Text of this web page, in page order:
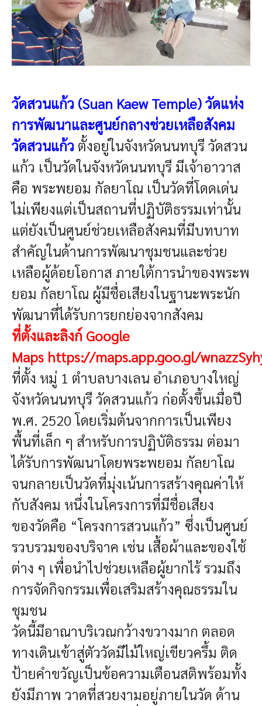
วัดสวนแก้ว (Suan Kaew Temple)วัดแห่ง
การพัฒนาและศูนย์กลางช่วยเหลือสังคม
วัดสวนแก้ว ตั้งอยู่ในจังหวัดนนทบุรี วัดสวน
แก้ว เป็นวัดในจังหวัดนนทบุรี มีเจ้าอาวาส
คือ พระพยอม กัลยาโณ เป็นวัดที่โดดเด่น
ไม่เพียงแต่เป็นสถานที่ปฏิบัติธรรมเท่านั้น
แต่ยังเป็นศูนย์ช่วยเหลือสังคมที่มีบทบาท
สำคัญในด้านการพัฒนาชุมชนและช่วย
เหลือผู้ด้อยโอกาส ภายใต้การนำของพระพ
ยอม กัลยาโณ ผู้มีชื่อเสียงในฐานะพระนัก
พัฒนาที่ได้รับการยกย่องจากสังคม
ที่ตั้งและลิงก์ Google
Maps https://maps.app.goo.gl/
ที่ตั้ง หมู่ 1 ตำบลบางเลน อำเภอบางใหญ่
จังหวัดนนทบุรี วัดสวนแก้ว ก่อตั้งขึ้นเมื่อปี
พ.ศ. 2520 โดยเริ่มต้นจากการเป็นเพียง
พื้นที่เล็ก ๆ สำหรับการปฏิบัติธรรม ต่อมา
ได้รับการพัฒนาโดยพระพยอม กัลยาโณ
จนกลายเป็นวัดที่มุ่งเน้นการสร้างคุณค่าให้
กับสังคม หนึ่งในโครงการที่มีชื่อเสียง
ของวัดคือ “โครงการสวนแก้ว” ซึ่งเป็นศูนย์
รวบรวมของบริจาค เช่น เสื้อผ้าและของใช้
ต่าง ๆ เพื่อนำไปช่วยเหลือผู้ยากไร้ รวมถึง
การจัดกิจกรรมเพื่อเสริมสร้างคุณธรรมใน
ชุมชน
วัดนี้มีอาณาบริเวณกว้างขวางมาก ตลอด
ทางเดินเข้าสู่ตัววัดมีไม้ใหญ่เขียวครึ้ม ติด
ป้ายคำขวัญเป็นข้อความเตือนสติพร้อมทั้ง
ยังมีภาพ วาดที่สวยงามอยู่ภายในวัด ด้าน